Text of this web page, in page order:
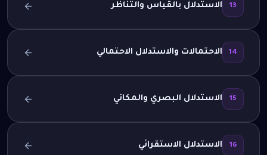
13 الاستدلال بالقياس والتناظر
14 الاحتمالات والاستدلال الاحتمالي
15 الاستدلال البصري والمكاني
16 الاستدلال الاستقرائي